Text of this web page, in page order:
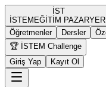
İST
İSTEM EĞİTİM PAZARYERİ
Öğretmenler
Dersler
🏆 İSTEM Challenge
Giriş Yap
Kayıt Ol